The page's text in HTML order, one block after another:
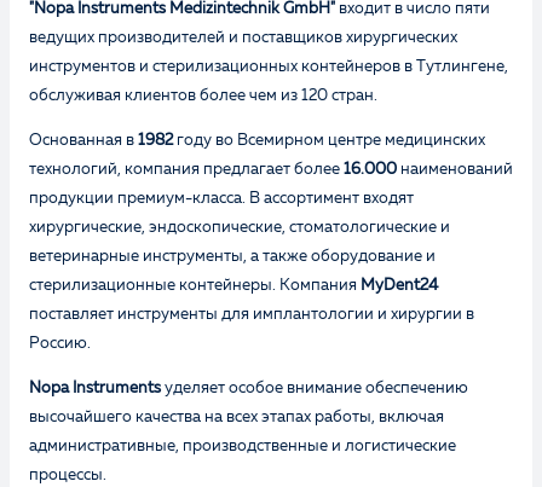
"Nopa Instruments Medizintechnik GmbH" входит в число пяти
ведущих производителей и поставщиков хирургических
инструментов и стерилизационных контейнеров в Тутлингене,
обслуживая клиентов более чем из 120 стран.
Основанная в 1982году во Всемирном центре медицинских
технологий, компания предлагает более 16.000 наименований
продукции премиум-класса. В ассортимент входят
хирургические, эндоскопические, стоматологические и
ветеринарные инструменты, а также оборудование и
стерилизационные контейнеры. Компания MyDent24
поставляет инструменты для имплантологии и хирургии в
Россию.
Nopa Instruments уделяет особое внимание обеспечению
высочайшего качества на всех этапах работы, включая
административные, производственные и логистические
процессы.